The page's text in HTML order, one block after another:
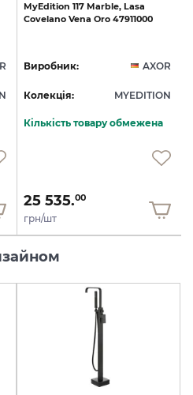
MyEdition 117 Marble, Lasa
Covelano Vena Oro 47911000
Виробник: AXOR
Колекція: MYEDITION
Кількість товару обмежена
25 535.00
грн/шт